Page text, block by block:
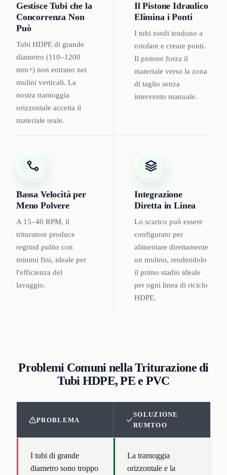
Gestisce Tubi che la
Concorrenza Non
Può
Tubi HDPE di grande
diametro (110–1200
mm+) non entrano nei
mulini verticali. La
nostra tramoggia
orizzontale accetta il
materiale reale.
Il Pistone Idraulico
Elimina i Ponti
I tubi tondi tendono a
rotolare e creare ponti.
Il pistone forza il
materiale verso la zona
di taglio senza
intervento manuale.
Bassa Velocità per
Meno Polvere
A 15–40 RPM, il
trituratore produce
regrind pulito con
minimi fini, ideale per
l'efficienza del
lavaggio.
Integrazione
Diretta in Linea
Lo scarico può essere
configurato per
alimentare direttamente
un mulino, rendendolo
il primo stadio ideale
per ogni linea di riciclo
HDPE.
Problemi Comuni nella Triturazione di
Tubi HDPE, PE e PVC
PROBLEMA
SOLUZIONE
RUMTOO
I tubi di grande
diametro sono troppo
La tramoggia
orizzontale e la